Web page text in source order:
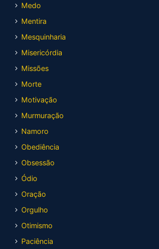
Medo
Mentira
Mesquinharia
Misericórdia
Missões
Morte
Motivação
Murmuração
Namoro
Obediência
Obsessão
Ódio
Oração
Orgulho
Otimismo
Paciência